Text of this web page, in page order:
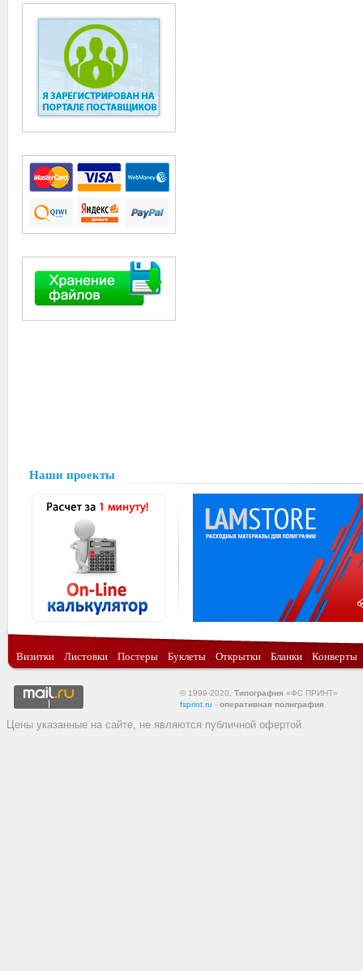
Наши проекты
Визитки Листовки Постеры Буклеты Открытки Бланки Конверты
© 1999-2020, Типография «ФС ПРИНТ»
fsprint.ru - оперативная полиграфия
Цены указанные на сайте, не являются публичной офертой.